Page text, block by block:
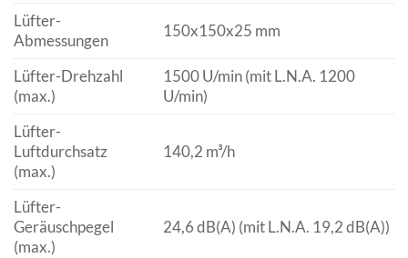
Lüfter-
Abmessungen
150x150x25 mm
Lüfter-Drehzahl
(max.)
1500 U/min (mit L.N.A. 1200
U/min)
Lüfter-
Luftdurchsatz
(max.)
140,2 m³/h
Lüfter-
Geräuschpegel
(max.)
24,6 dB(A) (mit L.N.A. 19,2 dB(A))